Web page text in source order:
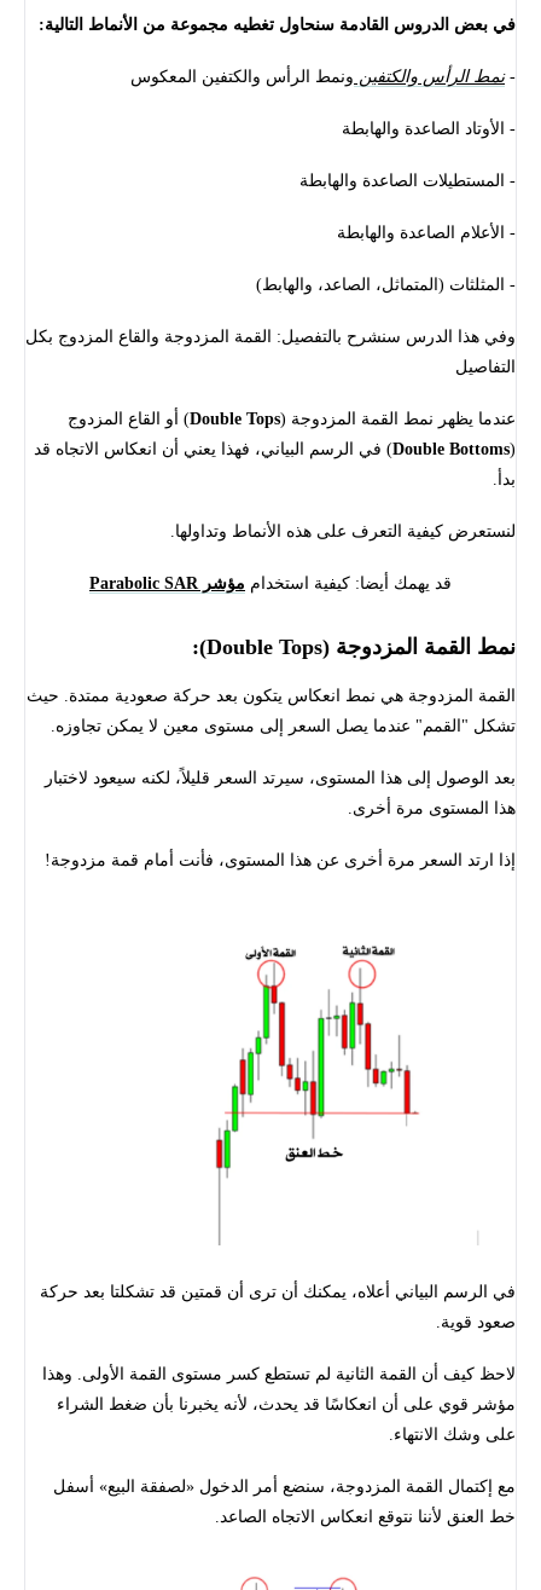
في بعض الدروس القادمة سنحاول تغطيه مجموعة من الأنماط التالية:
-نمط الرأس والكتفين ونمط الرأس والكتفين المعكوس
- الأوتاد الصاعدة والهابطة
- المستطيلات الصاعدة والهابطة
- الأعلام الصاعدة والهابطة
- المثلثات (المتماثل، الصاعد، والهابط)
وفي هذا الدرس سنشرح بالتفصيل: القمة المزدوجة والقاع المزدوج بكل
التفاصيل
عندما يظهر نمط القمة المزدوجة (Double Tops) أو القاع المزدوج
(
Double Bottoms) في الرسم البياني، فهذا يعني أن انعكاس الاتجاه قد
بدأ.
لنستعرض كيفية التعرف على هذه الأنماط وتداولها.
قد يهمك أيضا: كيفية استخدام مؤشر Parabolic SAR
نمط القمة المزدوجة (Double Tops):
القمة المزدوجة هي نمط انعكاس يتكون بعد حركة صعودية ممتدة. حيث
تشكل "القمم" عندما يصل السعر إلى مستوى معين لا يمكن تجاوزه.
بعد الوصول إلى هذا المستوى، سيرتد السعر قليلاً، لكنه سيعود لاختبار
هذا المستوى مرة أخرى.
إذا ارتد السعر مرة أخرى عن هذا المستوى، فأنت أمام قمة مزدوجة!
في الرسم البياني أعلاه، يمكنك أن ترى أن قمتين قد تشكلتا بعد حركة
صعود قوية.
لاحظ كيف أن القمة الثانية لم تستطع كسر مستوى القمة الأولى. وهذا
مؤشر قوي على أن انعكاسًا قد يحدث، لأنه يخبرنا بأن ضغط الشراء
على وشك الانتهاء.
مع إكتمال القمة المزدوجة، سنضع أمر الدخول «لصفقة البيع» أسفل
خط العنق لأننا نتوقع انعكاس الاتجاه الصاعد.